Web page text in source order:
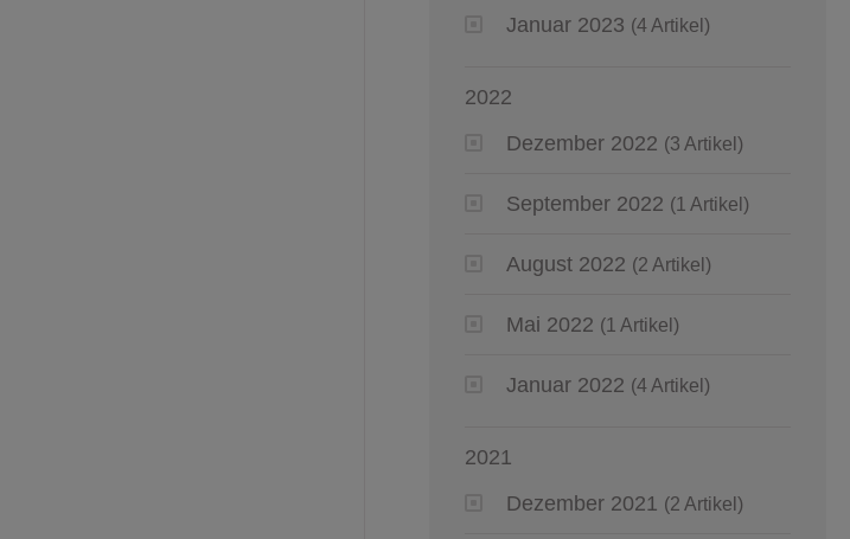
Januar 2023 (4 Artikel)
2022
Dezember 2022 (3 Artikel)
September 2022 (1 Artikel)
August 2022 (2 Artikel)
Mai 2022 (1 Artikel)
Januar 2022 (4 Artikel)
2021
Dezember 2021 (2 Artikel)